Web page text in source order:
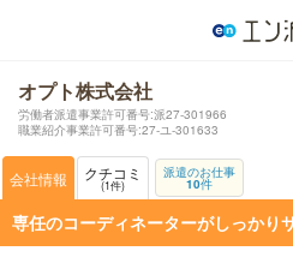
オプト株式会社
労働者派遣事業許可番号:派27-301966
職業紹介事業許可番号:27-ユ-301633
会社情報 クチコミ
1件
派遣のお仕事
10件
専任のコーディネーターがしっかり